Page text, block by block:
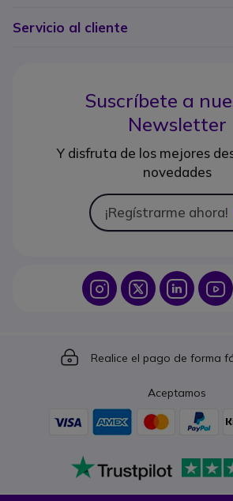
Servicio al cliente
Suscríbete a
Newsletter
Y disfruta de los mejores
novedades
¡Regístrarme ahora!
Icon IconIcon
Icon
Realice el pago de forma
Aceptamos